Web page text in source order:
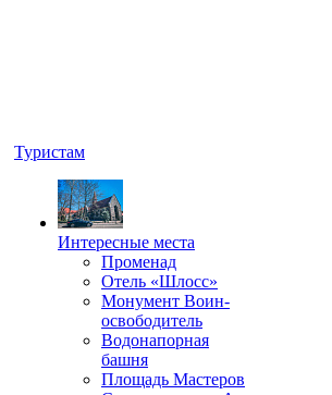
Туристам
Интересные места
Променад
Отель «Шлосс»
Монумент Воин-
освободитель
Водонапорная
башня
Площадь Мастеров